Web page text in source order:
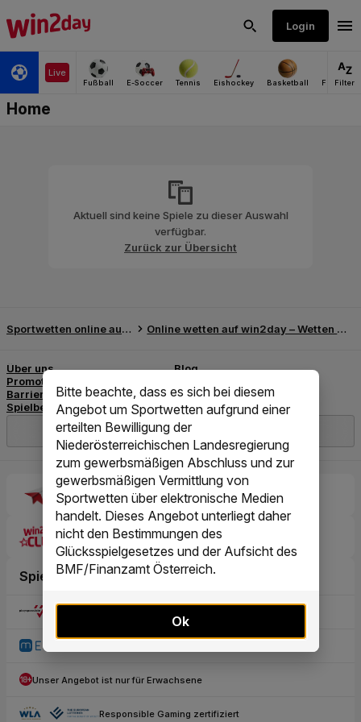
Bitte beachte, dass es sich bei diesem
Angebot um Sportwetten aufgrund einer
erteilten Bewilligung der
Niederösterreichischen Landesregierung
zum gewerbsmäßigen Abschluss und zur
gewerbsmäßigen Vermittlung von
Sportwetten über elektronische Medien
handelt. Dieses Angebot unterliegt daher
nicht den Bestimmungen des
Glücksspielgesetzes und der Aufsicht des
BMF/Finanzamt Österreich.
Ok
Aktuell sind keine Spiele zu dieser Auswahl
verfügbar.
Zurück zur Übersicht